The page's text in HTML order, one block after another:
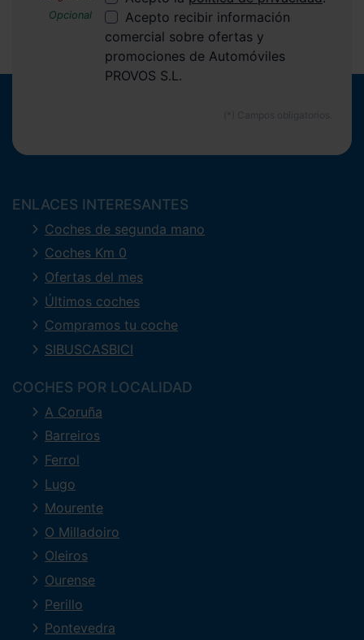
Acepto recibir información
comercial sobre ofertas y
promociones de Automóviles
PROVOS S.L.
ENLACES INTERESANTES
Coches de segunda mano
Coches Km 0
Ofertas del mes
Últimos coches
Compramos tu coche
SIBUSCASBICI
COCHES POR LOCALIDAD
A Coruña
Barreiros
Ferrol
Lugo
Mourente
O Milladoiro
Oleiros
Ourense
Perillo
Pontevedra